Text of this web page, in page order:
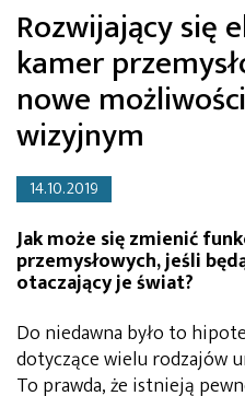
Rozwijający się
kamer
nowe
wizyjnym
14.10.2019
Jak może się zmienić
przemysłowych, jeśli
otaczający je świat?
Do niedawna było to
dotyczące wielu rodzajów
To prawda, że ​istnieją